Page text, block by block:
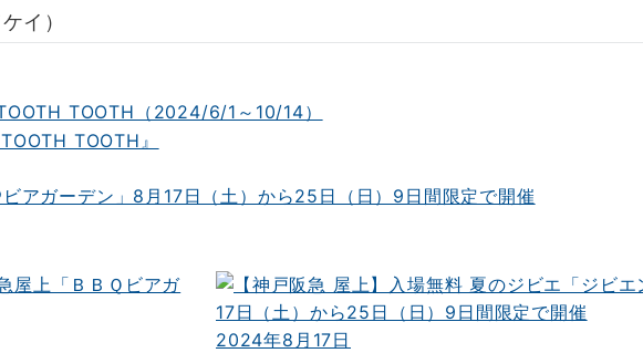
イ）
TOOTH（2024/6/1～10/14）
アガーデン」8月17日（土）から25日（日）9日間限定で開催
2024年8月17日